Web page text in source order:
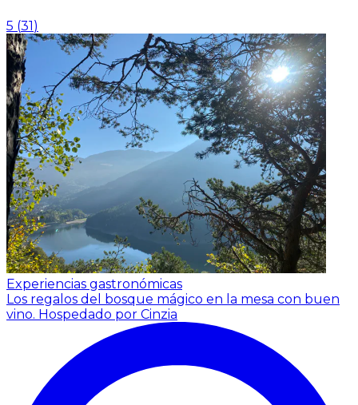
5 (31)
Experiencias gastronómicas
Los regalos del bosque mágico en la mesa con buen
vino. Hospedado por Cinzia